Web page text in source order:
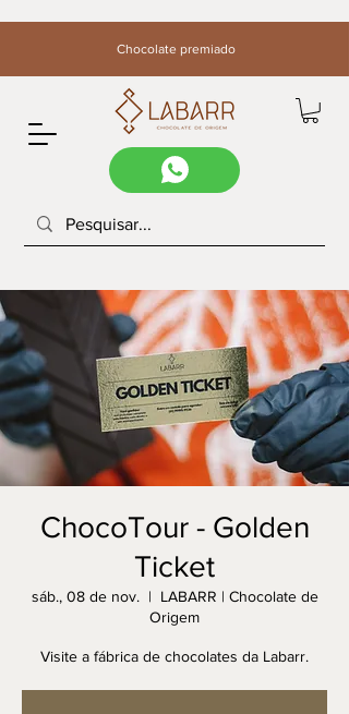
Chocolate premiado
ChocoTour - Golden
Ticket
sáb., 08 de nov.
  |
LABARR | Chocolate de
Origem
Visite a fábrica de chocolates da Labarr.